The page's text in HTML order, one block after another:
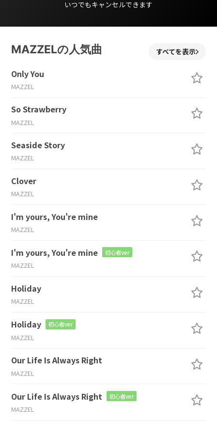
いつでもキャンセルできます
MAZZELの人気曲 すべてを表示
Only You
MAZZEL
So Strawberry
MAZZEL
Seaside Story
MAZZEL
Clover
MAZZEL
I'm yours, You're mine
MAZZEL
I'm yours, You're mine 初心者ver
MAZZEL
Holiday
MAZZEL
Holiday 初心者ver
MAZZEL
Our Life Is Always Right
MAZZEL
Our Life Is Always Right 初心者ver
MAZZEL